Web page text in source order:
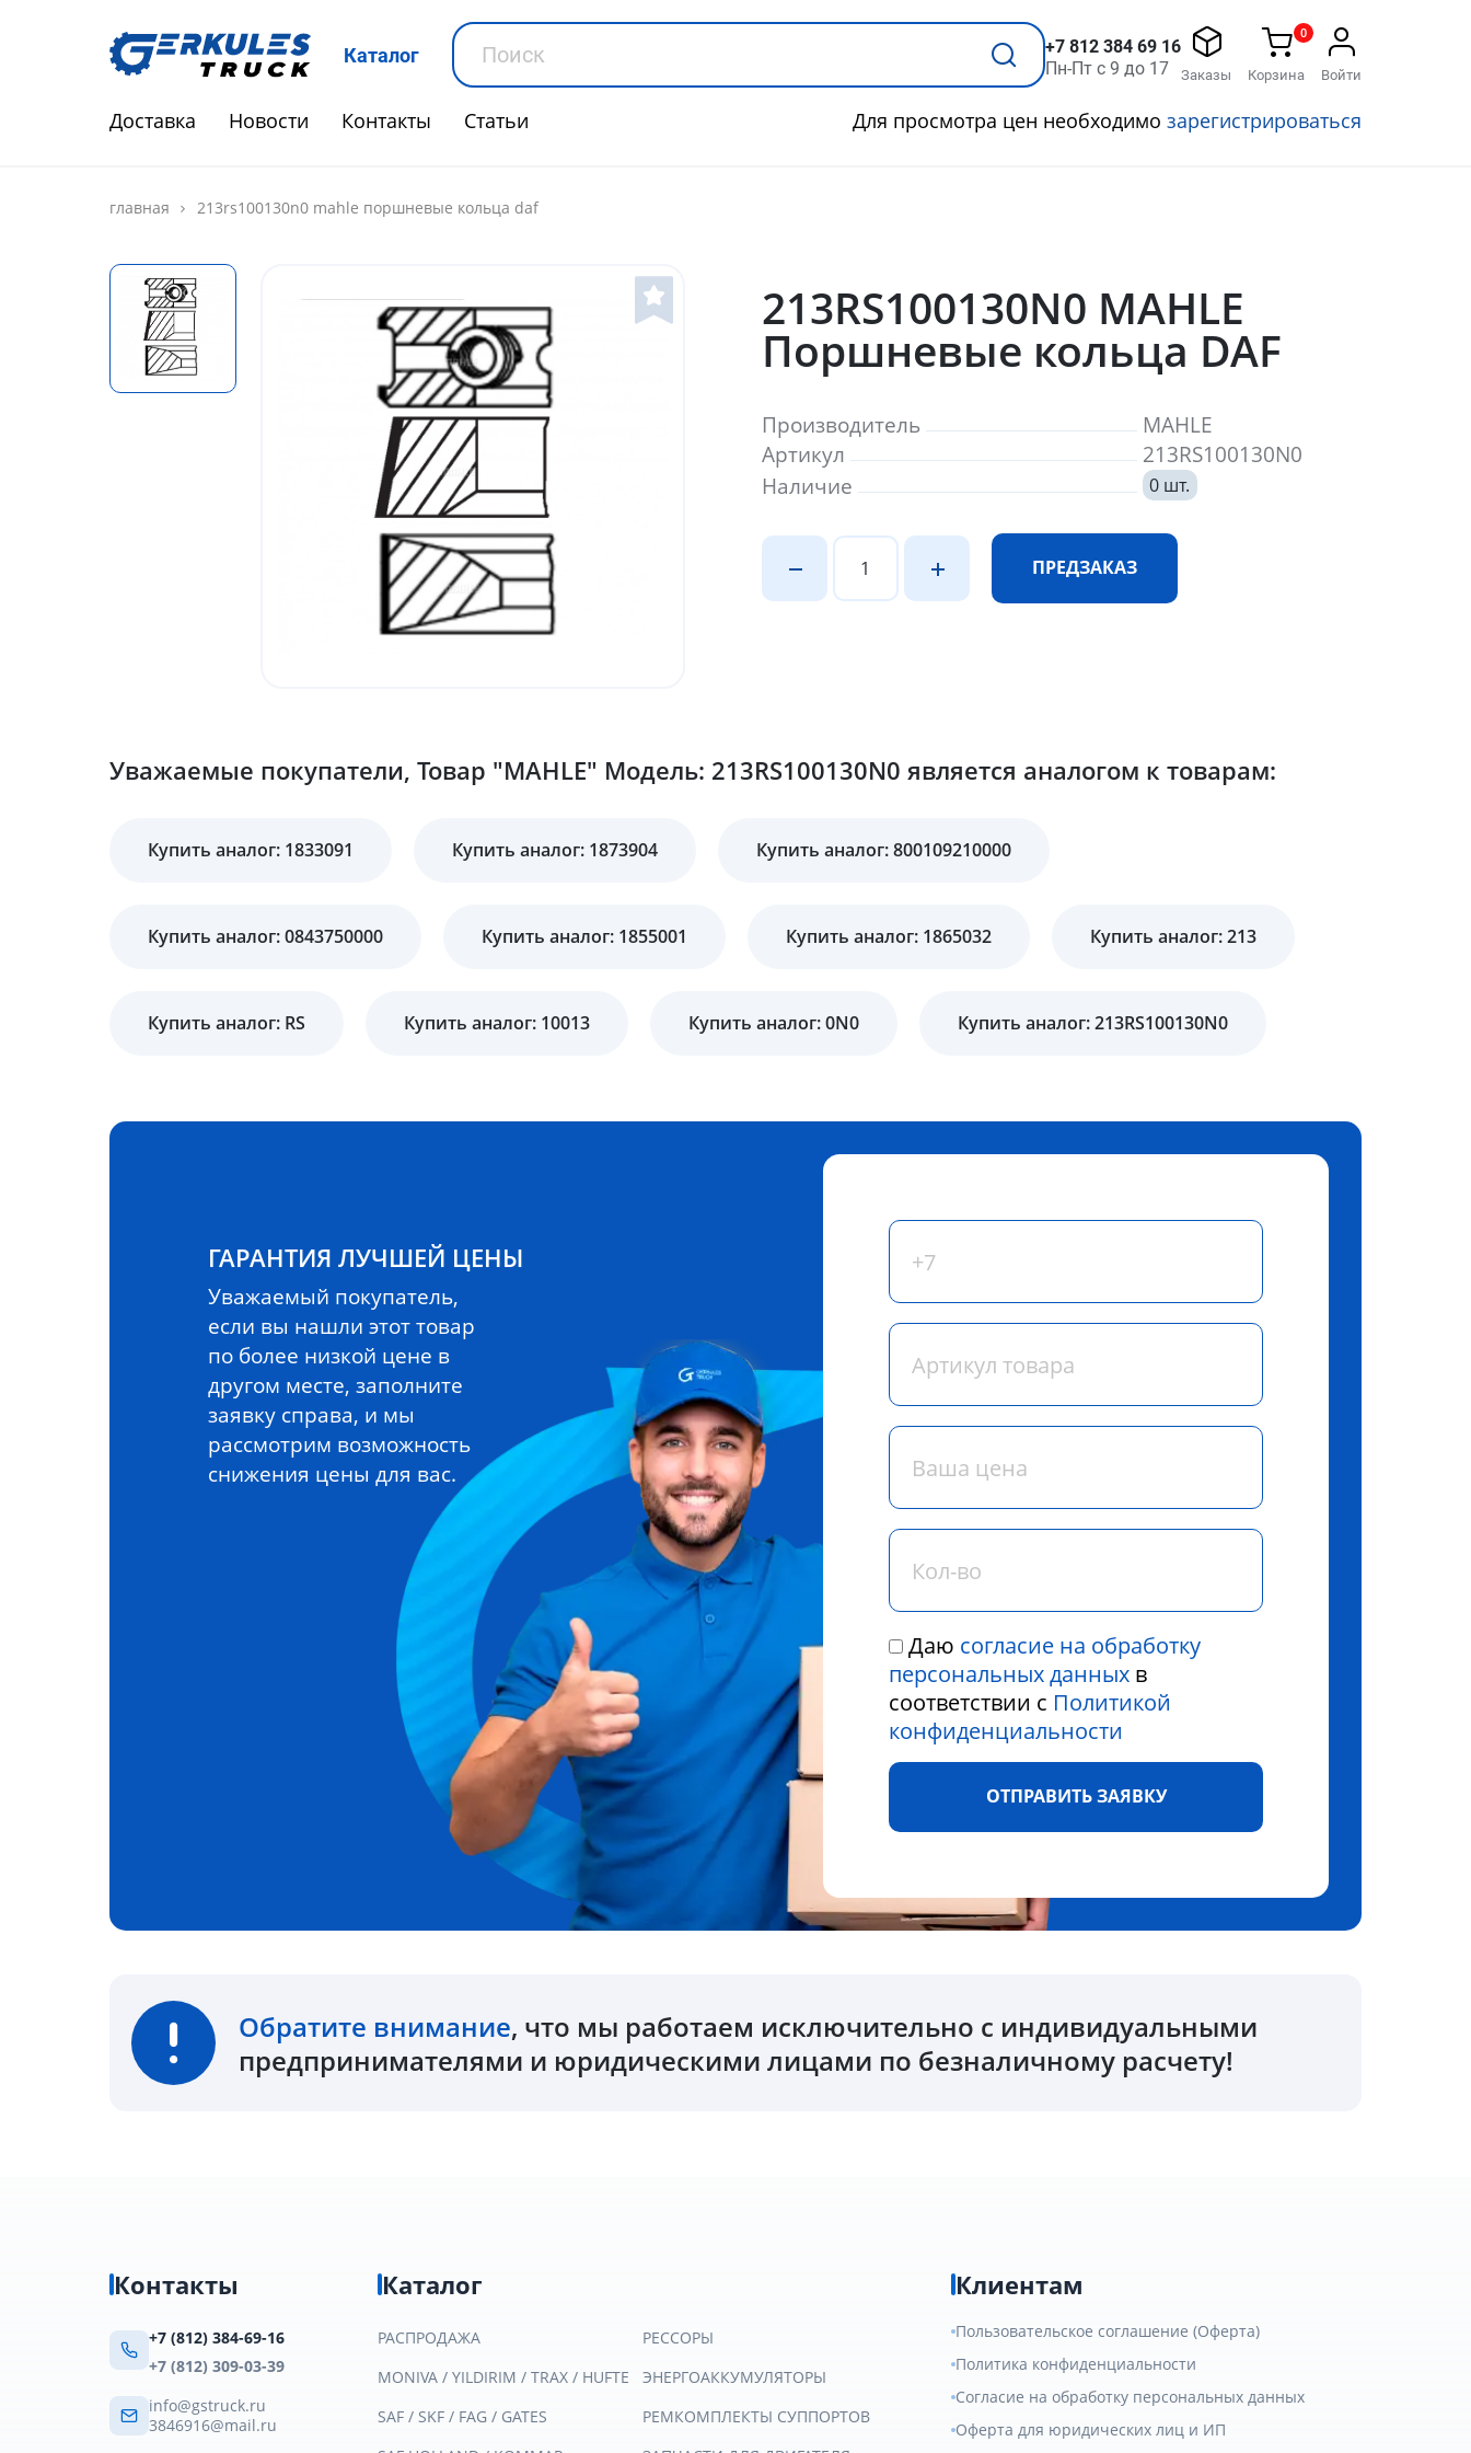
Каталог
+7 812 384 69 16
Пн-Пт с 9 до 17
Заказы
0
Корзина Войти
Доставка Новости Контакты Статьи Для просмотра цен необходимо зарегистрироваться
главная 213rs100130n0 mahle поршневые кольца daf
213RS100130N0 MAHLE
Поршневые кольца DAF
Производитель
MAHLE
Артикул
213RS100130N0
Наличие
0 шт.
ПРЕДЗАКАЗ
Уважаемые покупатели, Товар "MAHLE" Модель: 213RS100130N0 является аналогом к товарам:
Купить аналог: 1833091 Купить аналог: 1873904 Купить аналог: 800109210000
Купить аналог: 0843750000 Купить аналог: 1855001 Купить аналог: 1865032 Купить аналог: 213
Купить аналог: RS Купить аналог: 10013 Купить аналог: 0N0 Купить аналог: 213RS100130N0
ГАРАНТИЯ ЛУЧШЕЙ ЦЕНЫ
Уважаемый покупатель,
если вы нашли этот товар
по более низкой цене в
другом месте, заполните
заявку справа, и мы
рассмотрим возможность
снижения цены для вас.
Даю согласие на обработку
персональных данных в
соответствии с Политикой
конфиденциальности
ОТПРАВИТЬ ЗАЯВКУ
Обратите внимание, что мы работаем исключительно с индивидуальными
предпринимателями и юридическими лицами по безналичному расчету!
Контакты
+7 (812) 384-69-16
+7 (812) 309-03-39
info@gstruck.ru
3846916@mail.ru
Каталог
РАСПРОДАЖА
MONIVA / YILDIRIM / TRAX / HUFTE
SAF / SKF / FAG / GATES
РЕССОРЫ
ЭНЕРГОАККУМУЛЯТОРЫ
РЕМКОМПЛЕКТЫ СУППОРТОВ
Клиентам
Пользовательское соглашение (Оферта)
Политика конфиденциальности
Согласие на обработку персональных данных
Оферта для юридических лиц и ИП